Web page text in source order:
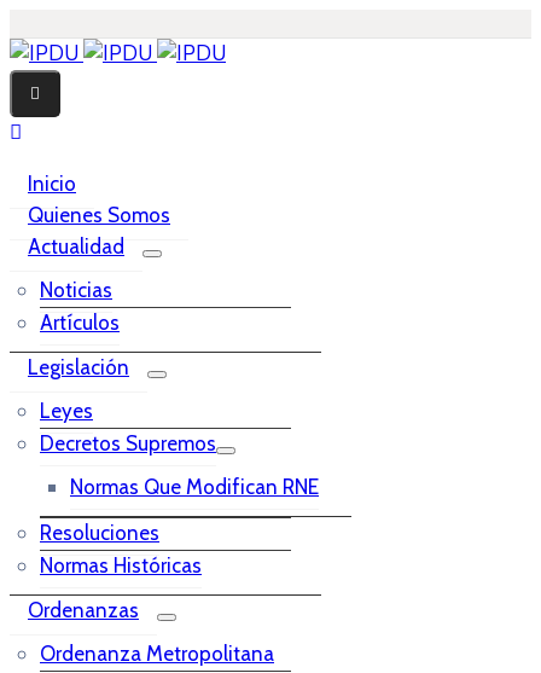
Inicio
Quienes Somos
Actualidad
Noticias
Artículos
Legislación
Leyes
Decretos Supremos
Normas Que Modifican RNE
Resoluciones
Normas Históricas
Ordenanzas
Ordenanza Metropolitana